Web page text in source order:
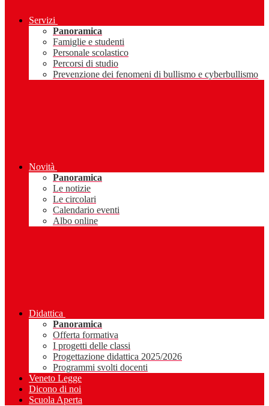
Servizi
Panoramica
Famiglie e studenti
Personale scolastico
Percorsi di studio
Prevenzione dei fenomeni di bullismo e cyberbullismo
Novità
Panoramica
Le notizie
Le circolari
Calendario eventi
Albo online
Didattica
Panoramica
Offerta formativa
I progetti delle classi
Progettazione didattica 2025/2026
Programmi svolti docenti
Veneto Legge
Dicono di noi
Scuola Aperta